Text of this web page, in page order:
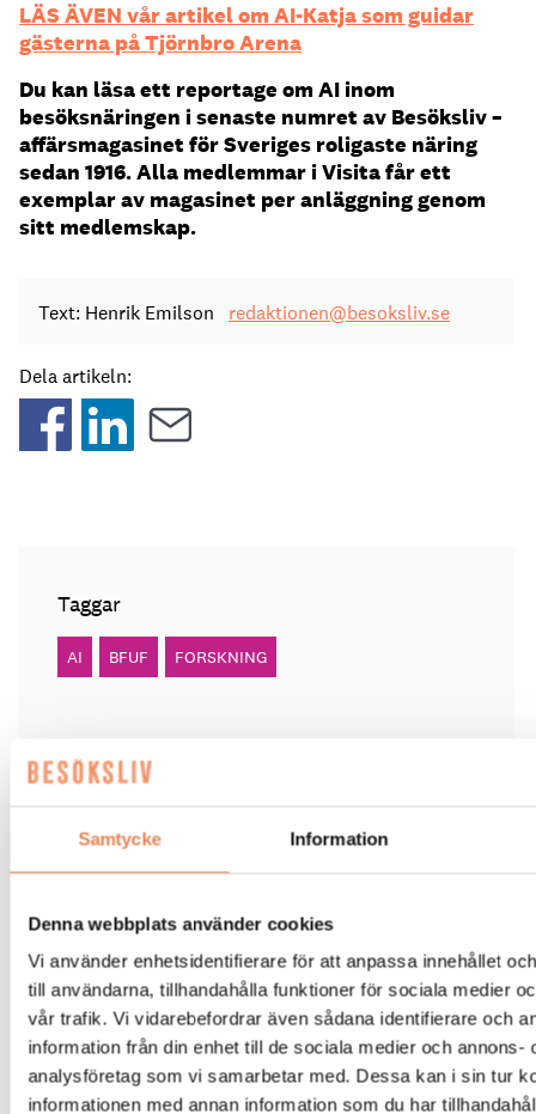
Samtycke Information
Denna webbplats använder cookies
Vi använder enhetsidentifierare för att anpassa innehållet
till användarna, tillhandahålla funktioner för sociala medier
vår trafik. Vi vidarebefordrar även sådana identifierare och
information från din enhet till de sociala medier och annons-
analysföretag som vi samarbetar med. Dessa kan i sin tur
informationen med annan information som du har
LÄS ÄVEN vår artikel om AI-Katja som guidar
gästerna på Tjörnbro Arena
Du kan läsa ett reportage om AI inom
besöksnäringen i senaste numret av Besöksliv –
affärsmagasinet för Sveriges roligaste näring
sedan 1916. Alla medlemmar i Visita får ett
exemplar av magasinet per anläggning genom
sitt medlemskap.
Text: Henrik Emilson redaktionen@besoksliv.se
Dela artikeln:
Taggar
AI BFUF FORSKNING
BESÖKSNÄRING 14 juli 2026
AI-Katja guidar gästerna på
Tjörnbro Arena
AI-medarbetaren Katja tillträdde i tjänst i april.